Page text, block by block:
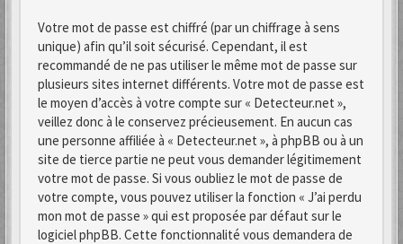
Votre mot de passe est chiffré (par un chiffrage à sens
unique) afin qu’il soit sécurisé. Cependant, il est
recommandé de ne pas utiliser le même mot de passe sur
plusieurs sites internet différents. Votre mot de passe est
le moyen d’accès à votre compte sur « Detecteur.net »,
veillez donc à le conservez précieusement. En aucun cas
une personne affiliée à « Detecteur.net », à phpBB ou à un
site de tierce partie ne peut vous demander légitimement
votre mot de passe. Si vous oubliez le mot de passe de
votre compte, vous pouvez utiliser la fonction « J’ai perdu
mon mot de passe » qui est proposée par défaut sur le
logiciel phpBB. Cette fonctionnalité vous demandera de